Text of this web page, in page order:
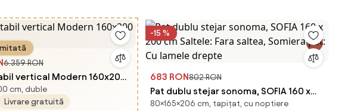
6.359 RON
vertical Modern 160x200
cm, duble
Livrare gratuită
-15 %
683 RON802 RON
Pat dublu stejar sonoma, SOFIA 160 x
200 cm Saltele: Fara saltea, Somiera
80×165×206 cm, tapițat, cu noptiere